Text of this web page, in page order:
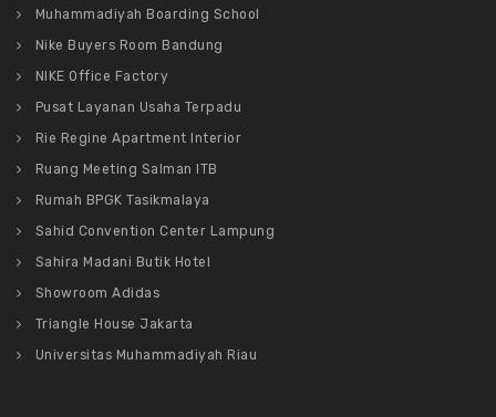
Muhammadiyah Boarding School
Nike Buyers Room Bandung
NIKE Office Factory
Pusat Layanan Usaha Terpadu
Rie Regine Apartment Interior
Ruang Meeting Salman ITB
Rumah BPGK Tasikmalaya
Sahid Convention Center Lampung
Sahira Madani Butik Hotel
Showroom Adidas
Triangle House Jakarta
Universitas Muhammadiyah Riau